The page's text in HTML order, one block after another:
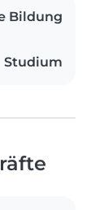
Bildung
Studium